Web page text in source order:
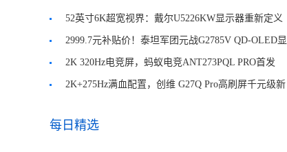
52英寸6K超宽视界：戴尔U5226KW显示器重新定义
专业大屏体验
2999.7元补贴价！泰坦军团元战G2785V QD-OLED显
示器2K 320Hz电竞屏，蚂蚁电竞ANT273PQL PRO首发
2199元2K+275Hz满血配置，创维 G27Q Pro高刷屏千元级新
每日精选